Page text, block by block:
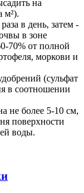
на
м²).
в день, затем -
в зоне
70% от полной
моркови и
(сульфат
в соотношении
не более 5-10 см,
поверхности
воды.